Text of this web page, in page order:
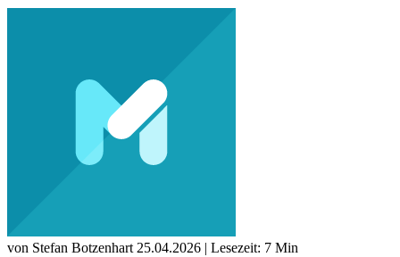
von Stefan Botzenhart 25.04.2026 | Lesezeit: 7 Min